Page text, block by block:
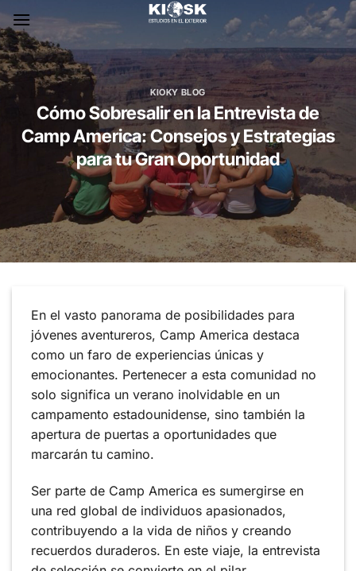
to
content
KIOKY BLOG
Cómo Sobresalir en la Entrevista de
Camp America: Consejos y Estrategias
para tu Gran Oportunidad
En el vasto panorama de posibilidades para
jóvenes aventureros, Camp America destaca
como un faro de experiencias únicas y
emocionantes. Pertenecer a esta comunidad no
solo significa un verano inolvidable en un
campamento estadounidense, sino también la
apertura de puertas a oportunidades que
marcarán tu camino.
Ser parte de Camp America es sumergirse en
una red global de individuos apasionados,
contribuyendo a la vida de niños y creando
recuerdos duraderos. En este viaje, la entrevista